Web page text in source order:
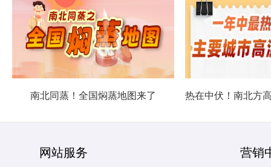
南北同蒸！全国焖蒸地图来了
网站服务 营销